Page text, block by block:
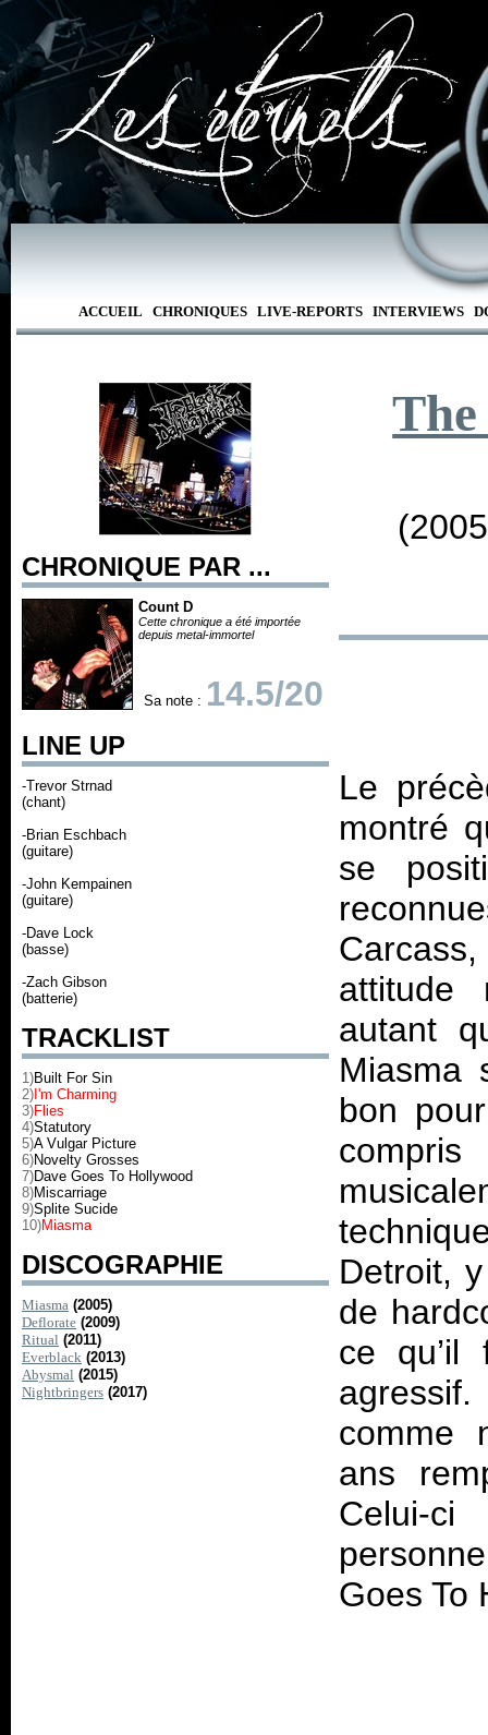
ACCUEIL CHRONIQUES LIVE-REPORTS INTERVIEWS
CHRONIQUE PAR ...
Count D
Cette chronique a été importée
depuis metal-immortel
Sa note : 14.5/20
LINE UP
-Trevor Strnad
(chant)
-Brian Eschbach
(guitare)
-John Kempainen
(guitare)
-Dave Lock
(basse)
-Zach Gibson
(batterie)
TRACKLIST
1)Built For Sin
2) I'm Charming
3)Flies
4)Statutory
5)A Vulgar Picture
6)Novelty Grosses
7)Dave Goes To Hollywood
8)Miscarriage
9)Splite Sucide
10)Miasma
DISCOGRAPHIE
Miasma (2005)
Deflorate (2009)
Ritual (2011)
Everblack (2013)
Abysmal (2015)
Nightbringers (2017)
Le
montré
se
attitude
autant
Miasma
bon
Detroit,
de
ce qu’il
comme
ans
Celui-